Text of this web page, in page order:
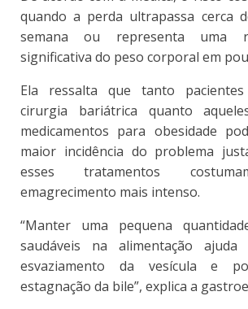
quando a perda ultrapassa cerca
semana ou representa uma
significativa do peso corporal em
Ela ressalta que tanto
cirurgia bariátrica quanto
medicamentos para obesidade
maior incidência do problema
esses tratamentos
emagrecimento mais intenso.
“Manter uma pequena
saudáveis na alimentação
esvaziamento da vesícula e
estagnação da bile”, explica a